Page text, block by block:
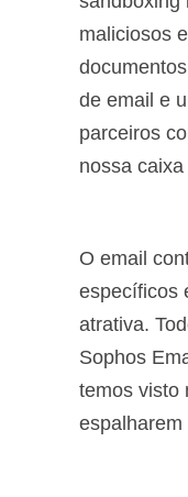
maliciosos
de email e
parceiros
nossa
O email
específicos
atrativa.
Sophos
temos visto
espalharem